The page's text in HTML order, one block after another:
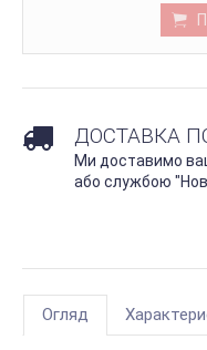
ДОСТАВКА
Ми доставимо
або службою
Огляд